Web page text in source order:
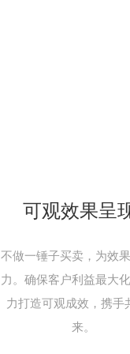
可观效果呈
不做一锤子买卖，为效
力。确保客户利益最大
力打造可观成效，携手
来。